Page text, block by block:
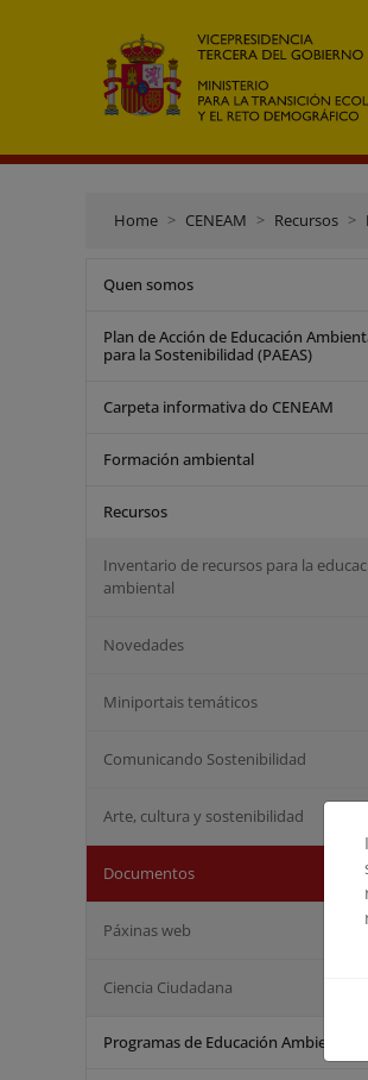
Home CENEAM Recursos
Quen somos
Plan de Acción de Educación
para la Sostenibilidad (PAEAS)
Carpeta informativa do CENEAM
Formación ambiental
Recursos
Inventario de recursos para la
ambiental
Novedades
Miniportais temáticos
Comunicando Sostenibilidad
Arte, cultura y sostenibilidad
Documentos
Páxinas web
Ciencia Ciudadana
Programas de Educación Ambiental